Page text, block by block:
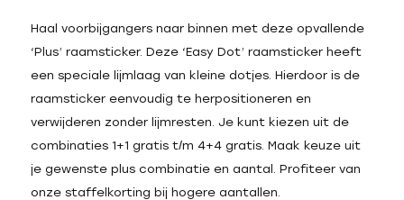
Haal voorbijgangers naar binnen met deze opvallende
‘Plus’ raamsticker. Deze ‘Easy Dot’ raamsticker heeft
een speciale lijmlaag van kleine dotjes. Hierdoor is de
raamsticker eenvoudig te herpositioneren en
verwijderen zonder lijmresten. Je kunt kiezen uit de
combinaties 1+1 gratis t/m 4+4 gratis. Maak keuze uit
je gewenste plus combinatie en aantal. Profiteer van
onze staffelkorting bij hogere aantallen.